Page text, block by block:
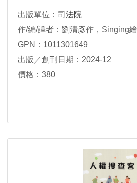
出版單位： 司法院
作/編/譯者：劉清彥作，Singing繪
GPN：1011301649
出版／創刊日期：2024-12
價格：380